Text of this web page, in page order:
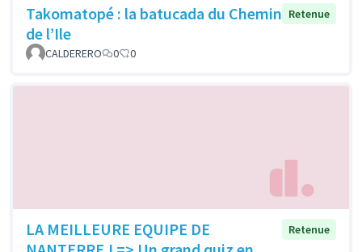
Takomatopé : la batucada du Chemin
de l’Ile
Retenue
CALDERERO 0 0
LA MEILLEURE EQUIPE DE
Retenue